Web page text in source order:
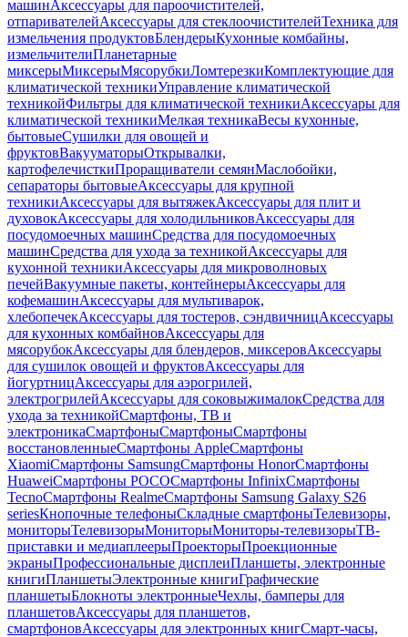
машинАксессуары для пароочистителей,
отпаривателейАксессуары для стеклоочистителейТехника для
измельчения продуктовБлендерыКухонные комбайны,
измельчителиПланетарные
миксерыМиксерыМясорубкиЛомтерезкиКомплектующие для
климатической техникиУправление климатической
техникойФильтры для климатической техникиАксессуары для
климатической техникиМелкая техникаВесы кухонные,
бытовыеСушилки для овощей и
фруктовВакууматорыОткрывалки,
картофелечисткиПроращиватели семянМаслобойки,
сепараторы бытовыеАксессуары для крупной
техникиАксессуары для вытяжекАксессуары для плит и
духовокАксессуары для холодильниковАксессуары для
посудомоечных машинСредства для посудомоечных
машинСредства для ухода за техникойАксессуары для
кухонной техникиАксессуары для микроволновых
печейВакуумные пакеты, контейнерыАксессуары для
кофемашинАксессуары для мультиварок,
хлебопечекАксессуары для тостеров, сэндвичницАксессуары
для кухонных комбайновАксессуары для
мясорубокАксессуары для блендеров, миксеровАксессуары
для сушилок овощей и фруктовАксессуары для
йогуртницАксессуары для аэрогрилей,
электрогрилейАксессуары для соковыжималокСредства для
ухода за техникойСмартфоны, ТВ и
электроникаСмартфоныСмартфоныСмартфоны
восстановленныеСмартфоны AppleСмартфоны
XiaomiСмартфоны SamsungСмартфоны HonorСмартфоны
HuaweiСмартфоны POCOСмартфоны InfinixСмартфоны
TecnoСмартфоны RealmeСмартфоны Samsung Galaxy S26
seriesКнопочные телефоныСкладные смартфоныТелевизоры,
мониторыТелевизорыМониторыМониторы-телевизорыТВ-
приставки и медиаплеерыПроекторыПроекционные
экраныПрофессиональные дисплеиПланшеты, электронные
книгиПланшетыЭлектронные книгиГрафические
планшетыБлокноты электронныеЧехлы, бамперы для
планшетовАксессуары для планшетов,
смартфоновАксессуары для электронных книгСмарт-часы,